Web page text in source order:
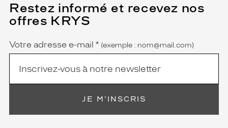
Restez informé et recevez nos
offres KRYS
Name
Votre adresse e-mail *
(Ce
champ
est
obligatoire)
(exemple : nom@mail.com)
JE M'INSCRIS